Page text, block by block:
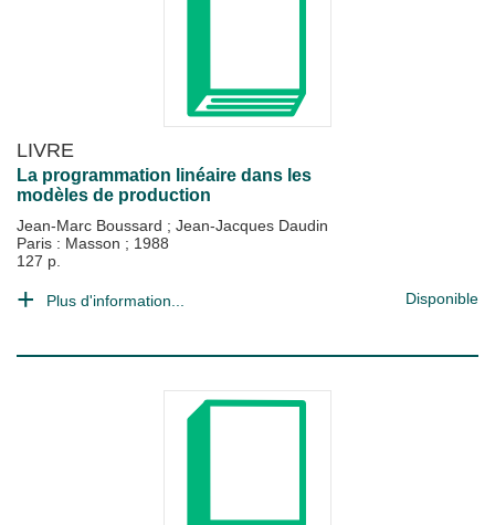
LIVRE
La programmation linéaire dans les
modèles de production
Jean-Marc Boussard ; Jean-Jacques Daudin
Paris : Masson ; 1988
127 p.
Plus d'information... Disponible